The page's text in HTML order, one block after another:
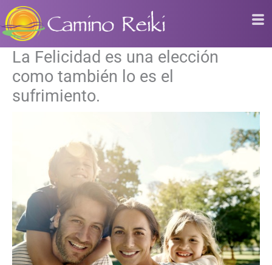
al
contenido
La Felicidad es una elección
como también lo es el
sufrimiento.